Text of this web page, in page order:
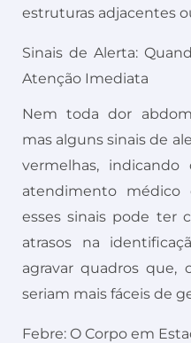
estruturas adjacentes
Sinais de Alerta:
Atenção Imediata
Nem toda dor
mas alguns sinais de
vermelhas,
atendimento médico
esses sinais pode ter
atrasos na
agravar quadros que,
seriam mais fáceis de
Febre: O Corpo em